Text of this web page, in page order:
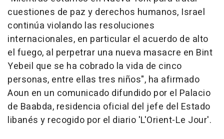
cuestiones de paz y derechos humanos, Israel
continúa violando las resoluciones
internacionales, en particular el acuerdo de alto
el fuego, al perpetrar una nueva masacre en Bint
Yebeil que se ha cobrado la vida de cinco
personas, entre ellas tres niños", ha afirmado
Aoun en un comunicado difundido por el Palacio
de Baabda, residencia oficial del jefe del Estado
libanés y recogido por el diario 'L'Orient-Le Jour'.